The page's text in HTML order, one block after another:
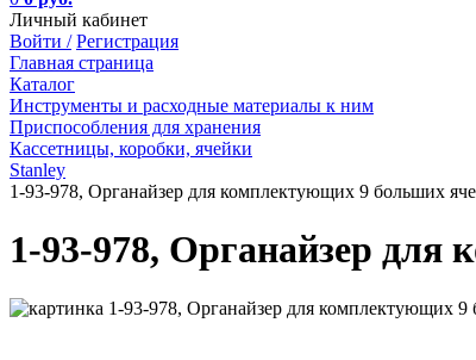
Личный кабинет
Войти / Регистрация
Главная страница
Каталог
Инструменты и расходные материалы к ним
Приспособления для хранения
Кассетницы, коробки, ячейки
Stanley
1-93-978, Органайзер для комплектующих 9 больших
1-93-978, Органайзер для